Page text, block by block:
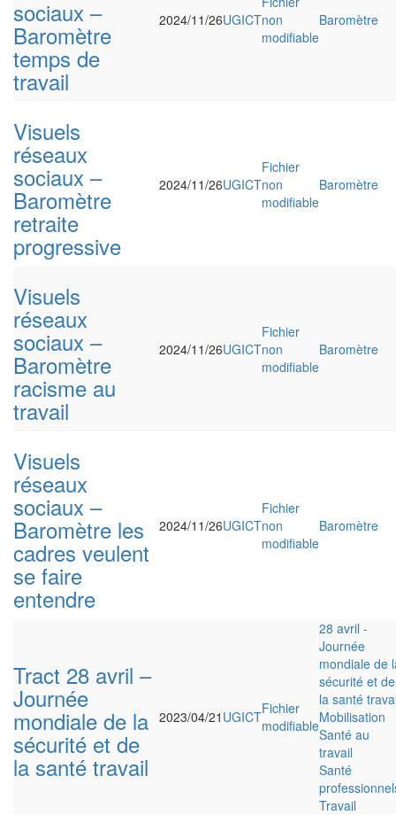
sociaux –
Baromètre
temps de
travail
2024/11/26UGICTnon
modifiable
Baromètre
Visuels
réseaux
sociaux –
Baromètre
retraite
progressive
2024/11/26UGICT
Fichier
non
modifiable
Baromètre
Visuels
réseaux
sociaux –
Baromètre
racisme au
travail
2024/11/26UGICT
Fichier
non
modifiable
Baromètre
Visuels
réseaux
sociaux –
Baromètre les
cadres veulent
se faire
entendre
2024/11/26UGICT
Fichier
non
modifiable
Baromètre
Tract 28 avril –
Journée
mondiale de la
sécurité et de
la santé travail
2023/04/21 UGICTFichier
modifiable
28 avril -
Journée
mondiale de
sécurité et de
la santé
Mobilisation
Santé au
travail
Santé
Travail